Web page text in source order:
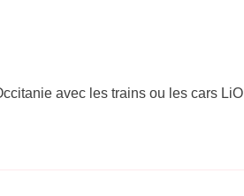
avec les trains ou les cars LiO